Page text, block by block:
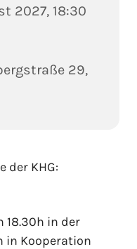
2027, 18:30
29,
der KHG:
18.30h in der
in Kooperation